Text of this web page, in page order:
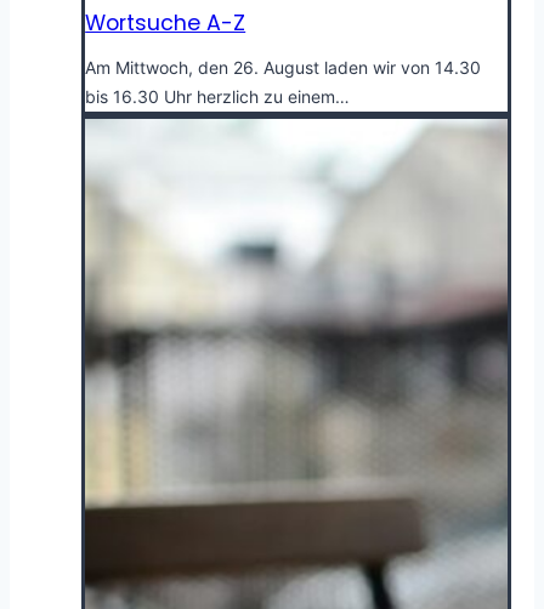
Wortsuche A-Z
Am Mittwoch, den 26. August laden wir von 14.30
bis 16.30 Uhr herzlich zu einem…